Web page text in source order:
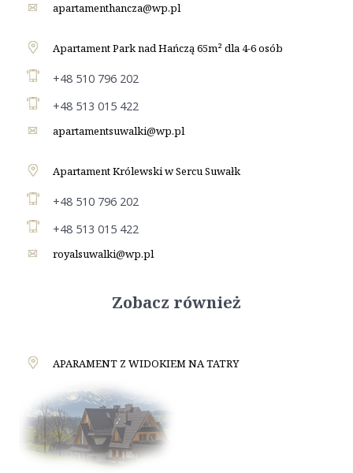
apartamenthancza@wp.pl
Apartament Park nad Hańczą 65m² dla 4-6 osób
+48 510 796 202
+48 513 015 422
apartamentsuwalki@wp.pl
Apartament Królewski w Sercu Suwałk
+48 510 796 202
+48 513 015 422
royalsuwalki@wp.pl
Zobacz również
APARAMENT Z WIDOKIEM NA TATRY